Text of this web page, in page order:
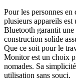
Pour les personnes
plusieurs appareils
Bluetooth garantit une
construction solide
Que ce soit pour le
Monitor est un choix
nomades. Sa
utilisation sans souci.